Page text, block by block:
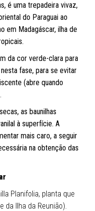
é uma trepadeira vivaz,
do Paraguai ao
em Madagáscar, ilha de
da cor verde-clara para
fase, para se evitar
(abre quando
as baunilhas
à superfície. A
mais caro, a seguir
na obtenção das
Planifolia, planta que
da Ilha da Reunião).